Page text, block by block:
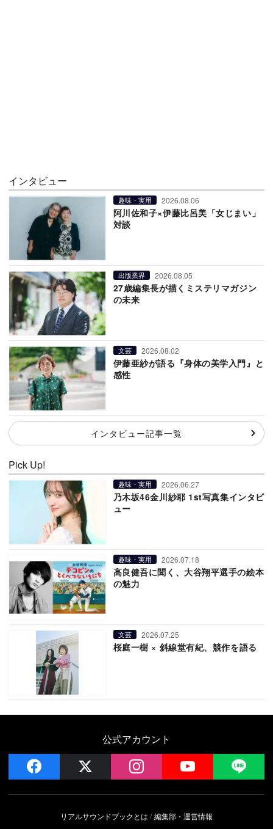
インタビュー
趣味・実用 2026.08.06
阿川佐和子×伊藤比呂美「女じまい」
対談
出版業界 2026.08.05
27歳編集長が描くミステリマガジン
の未来
文芸 2026.08.02
伊藤亜紗が語る『身体の美学入門』と
感性
インタビュー記事一覧
Pick Up!
趣味・実用 2026.06.27
乃木坂46金川紗耶 1st写真集インタビ
ュー
趣味・実用 2026.07.18
高良健吾に聞く、大谷翔平選手の絵本
の魅力
文芸 2026.07.25
桜庭一樹 × 斜線堂有紀、競作を語る
公式アカウント
facebook instagram YouTube
リアルサウンドブックとは
編集部・運営情報